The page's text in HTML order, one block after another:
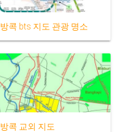
방콕 bts 지도 관광 명소
방콕 교외 지도